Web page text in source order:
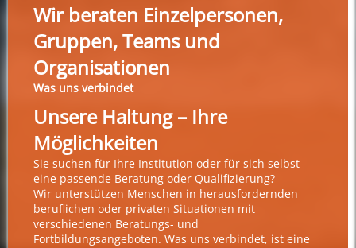
Wir beraten Einzelpersonen,
Gruppen, Teams und
Organisationen
Was uns verbindet
Unsere Haltung – Ihre
Möglichkeiten
Sie suchen für Ihre Institution oder für sich selbst
eine passende Beratung oder Qualifizierung?
Wir unterstützen Menschen in herausfordernden
beruflichen oder privaten Situationen mit
verschiedenen Beratungs- und
Fortbildungsangeboten. Was uns verbindet, ist eine